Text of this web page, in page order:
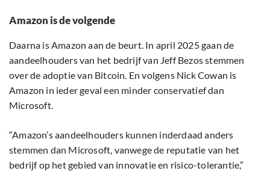
Amazon is de volgende
Daarna is Amazon aan de beurt. In april 2025 gaan de
aandeelhouders van het bedrijf van Jeff Bezos stemmen
over de adoptie van Bitcoin. En volgens Nick Cowan is
Amazon in ieder geval een minder conservatief dan
Microsoft.
“Amazon’s aandeelhouders kunnen inderdaad anders
stemmen dan Microsoft, vanwege de reputatie van het
bedrijf op het gebied van innovatie en risico-tolerantie,”